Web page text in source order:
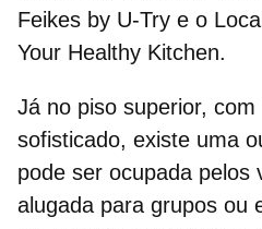
Feikes by U-Try e o
Your Healthy Kitchen.
Já no piso superior,
sofisticado, existe uma
pode ser ocupada pelos
alugada para grupos ou